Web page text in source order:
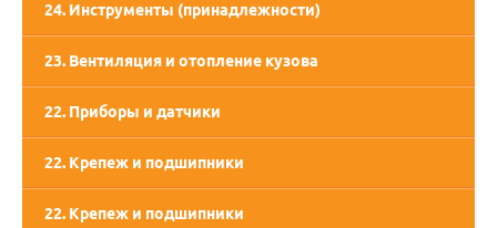
24. Инструменты (принадлежности)
23. Вентиляция и отопление кузова
22. Приборы и датчики
22. Крепеж и подшипники
22. Крепеж и подшипники